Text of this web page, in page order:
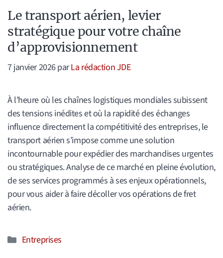
Le transport aérien, levier
stratégique pour votre chaîne
d’approvisionnement
7 janvier 2026parLa rédaction JDE
À l’heure où les chaînes logistiques mondiales subissent
des tensions inédites et où la rapidité des échanges
influence directement la compétitivité des entreprises, le
transport aérien s’impose comme une solution
incontournable pour expédier des marchandises urgentes
ou stratégiques. Analyse de ce marché en pleine évolution,
de ses services programmés à ses enjeux opérationnels,
pour vous aider à faire décoller vos opérations de fret
aérien.
Catégories
Entreprises